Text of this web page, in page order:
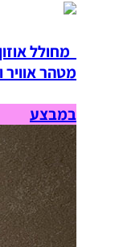
מחולל
מטהר אוויר
במבצע